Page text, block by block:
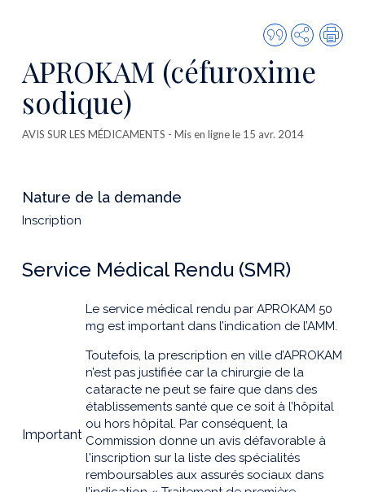
Citer
cette
publication
Partager
APROKAM (céfuroxime
sodique)
AVIS SUR LES MÉDICAMENTS - Mis en ligne le 15 avr. 2014
Nature de la demande
Inscription
Service Médical Rendu (SMR)
Important
Le service médical rendu par APROKAM 50
mg est important dans l’indication de l’AMM.
Toutefois, la prescription en ville d’APROKAM
n’est pas justifiée car la chirurgie de la
cataracte ne peut se faire que dans des
établissements santé que ce soit à l’hôpital
ou hors hôpital. Par conséquent, la
Commission donne un avis défavorable à
l'inscription sur la liste des spécialités
remboursables aux assurés sociaux dans